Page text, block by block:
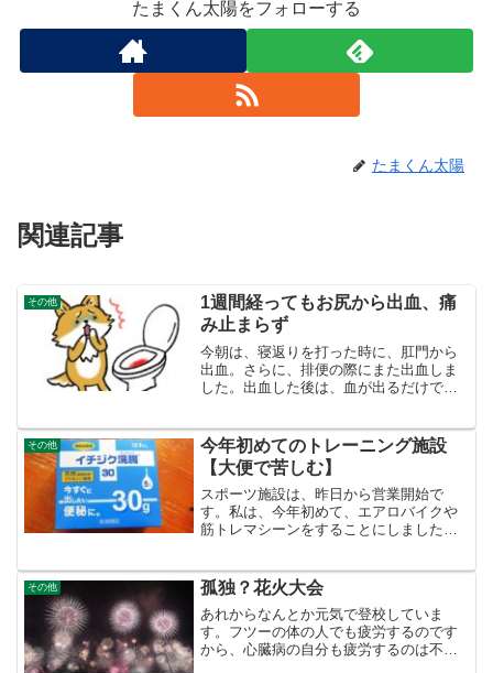
たまくん太陽をフォローする
たまくん太陽
関連記事
その他
1週間経ってもお尻から出血、痛
み止まらず
今朝は、寝返りを打った時に、肛門から
出血。さらに、排便の際にまた出血しま
した。出血した後は、血が出るだけでな
のでしょうか？大谷翔平さんの地区優勝
のかかったゲームを見なが...
その他
今年初めてのトレーニング施設
【大便で苦しむ】
スポーツ施設は、昨日から営業開始で
す。私は、今年初めて、エアロバイクや
筋トレマシーンをすることにしました。
行って出しておかないと思い、排便しよ
うと思いましたが、出ない！...
その他 孤独？花火大会
あれからなんとか元気で登校していま
す。フツーの体の人でも疲労するのです
から、心臓病の自分も疲労するのは不思